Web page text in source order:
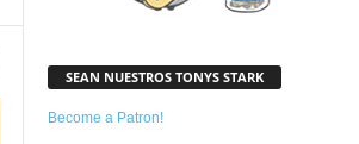
SEAN NUESTROS TONYS STARK
Become a Patron!